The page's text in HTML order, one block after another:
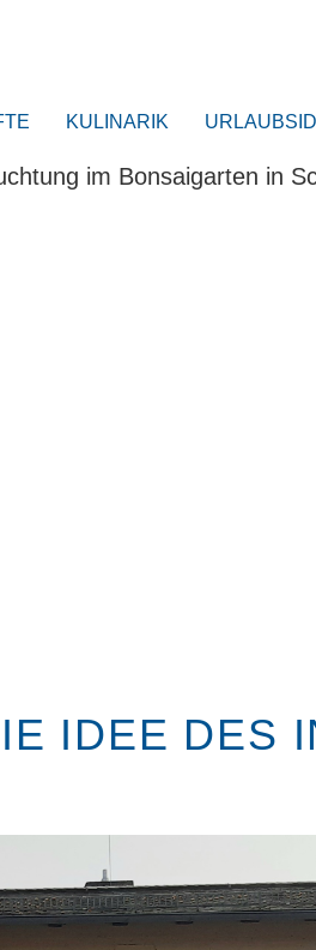
KULINARIK
IDEE DES